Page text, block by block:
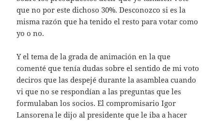
que no por este dichoso 30%. Desconozco si es la
misma razón que ha tenido el resto para votar como
yo o no.
Y el tema de la grada de animación en la que
comenté que tenía dudas sobre el sentido de mi voto
deciros que las despejé durante la asamblea cuando
vi que no se respondían a las preguntas que les
formulaban los socios. El compromisario Igor
Lansorena le dijo al presidente que le iba a hacer